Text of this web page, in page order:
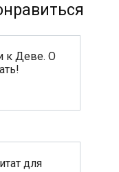
к Деве. О
для